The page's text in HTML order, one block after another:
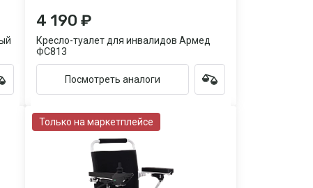
4 190 ₽
Кресло-туалет для инвалидов Армед
ФС813
Посмотреть аналоги
Только на маркетплейсе